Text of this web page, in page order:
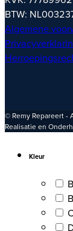
BTW:
Algemene
© Remy Repareert -
Realisatie en
Kleur